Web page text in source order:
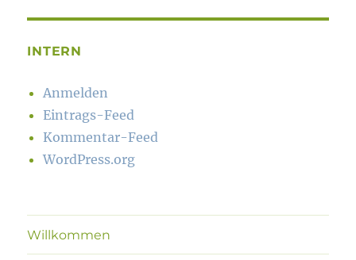
INTERN
Anmelden
Eintrags-Feed
Kommentar-Feed
WordPress.org
Willkommen